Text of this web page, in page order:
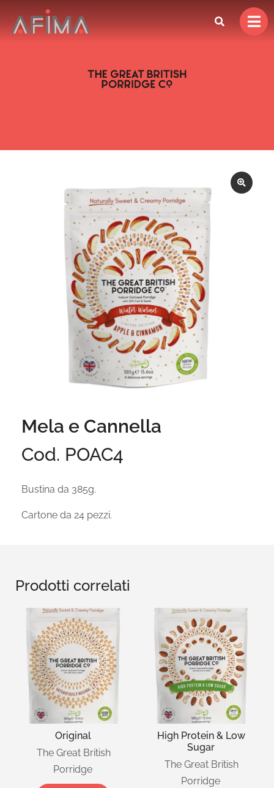
Mela e Cannella
Cod. POAC4
Bustina da 385g.
Cartone da 24 pezzi.
Prodotti correlati
Original
The Great British
Porridge
High Protein & Low
Sugar
The Great British
Porridge